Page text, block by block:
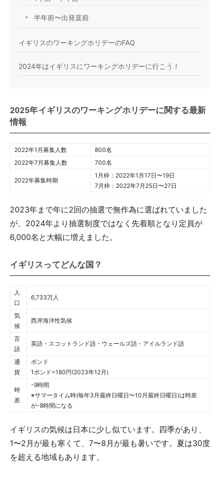
半年前〜出発直前
イギリスのワーキングホリデーのFAQ
2024年はイギリスにワーキングホリデーに行こう！
2025年イギリスのワーキングホリデーに関する最新
情報
2022年1月募集人数
800名
2022年7月募集人数
700名
2022年募集時期
1月枠：2022年1月17日〜19日
7月枠：2022年7月25日〜27日
2023年まで年に2回の抽選で無作為に選ばれていました
が、2024年より抽選制度ではなく先着順となり定員が
6,000名と大幅に増えました。
イギリスってどんな国？
人
口
6,733万人
気
候
西岸海洋性気候
言
語
英語・スコットランド語・ウェールズ語・アイルランド語
通
貨
ポンド
1ポンド=180円(2023年12月)
時
差
-9時間
※サマータイム時(毎年3月最終日曜日〜10月最終日曜日)は時差
が-8時間になる
イギリスの気候は日本に少し似ています。四季があり、
1〜2月が最も寒くて、7〜8月が最も暑いです。夏は30度
を超える地域もあります。